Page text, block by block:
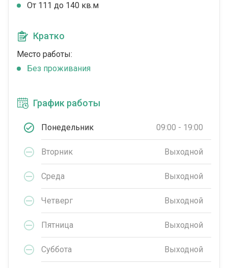
От 111 до 140 кв.м
Кратко
Место работы:
Без проживания
График работы
Понедельник 09:00 - 19:00
Вторник Выходной
Среда Выходной
Четверг Выходной
Пятница Выходной
Суббота Выходной